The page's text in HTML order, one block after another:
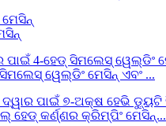
ୱେଲ୍ଡିଂ ମେସିନ୍ ଏବଂ ...
ହେଡ୍ କର୍ଣ୍ଣର କ୍ରିମ୍ପିଂ ମେସିନ୍...